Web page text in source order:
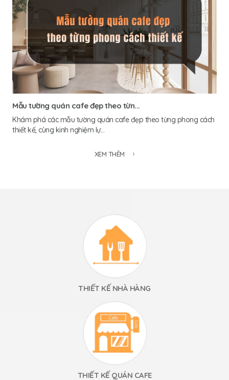
Mẫu tường quán cafe đẹp theo từn...
Khám phá các mẫu tường quán cafe đẹp theo từng phong cách
thiết kế, cùng kinh nghiệm lự...
XEM THÊM
THIẾT KẾ NHÀ HÀNG
THIẾT KẾ QUÁN CAFE